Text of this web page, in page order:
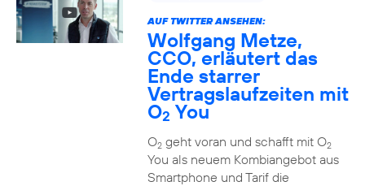
AUF TWITTER ANSEHEN:
Wolfgang Metze,
CCO, erläutert das
Ende starrer
Vertragslaufzeiten mit
O2 You
O2geht voran und schafft mit O2
You als neuem Kombiangebot aus
Smartphone und Tarif die